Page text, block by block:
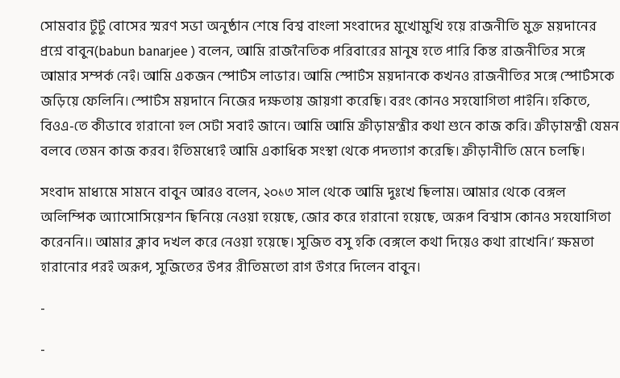
সোমবার টুটু বোসের স্মরণ সভা অনুষ্ঠান শেষে বিশ্ব বাংলা সংবাদের মুখোমুখি হয়ে রাজনীতি মুক্ত ময়দানের
প্রশ্নে বাবুন(babun banarjee ) বলেন, আমি রাজনৈতিক পরিবারের মানুষ হতে পারি কিন্ত রাজনীতির সঙ্গে
আমার সম্পর্ক নেই। আমি একজন স্পোর্টস লাভার। আমি স্পোর্টস ময়দানকে কখনও রাজনীতির সঙ্গে স্পোর্টসকে
জড়িয়ে ফেলিনি। স্পোর্টস ময়দানে নিজের দক্ষতায় জায়গা করেছি। বরং কোনও সহযোগিতা পাইনি। হকিতে,
বিওএ-তে কীভাবে হারানো হল সেটা সবাই জানে। আমি আমি ক্রীড়ামন্ত্রীর কথা শুনে কাজ করি। ক্রীড়ামন্ত্রী যেমন
বলবে তেমন কাজ করব। ইতিমধ্যেই আমি একাধিক সংস্থা থেকে পদত্যাগ করেছি। ক্রীড়ানীতি মেনে চলছি।
সংবাদ মাধ্যমে সামনে বাবুন আরও বলেন, ২০১৩ সাল থেকে আমি দুঃখে ছিলাম। আমার থেকে বেঙ্গল
অলিম্পিক অ্যাসোসিয়েশন ছিনিয়ে নেওয়া হয়েছে, জোর করে হারানো হয়েছে, অরূপ বিশ্বাস কোনও সহযোগিতা
করেননি।। আমার ক্লাব দখল করে নেওয়া হয়েছে। সুজিত বসু হকি বেঙ্গলে কথা দিয়েও কথা রাখেনি।’ ক্ষমতা
হারানোর পরই অরূপ, সুজিতের উপর রীতিমতো রাগ উগরে দিলেন বাবুন।
-
-